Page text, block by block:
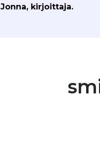
Jonna, kirjoittaja.